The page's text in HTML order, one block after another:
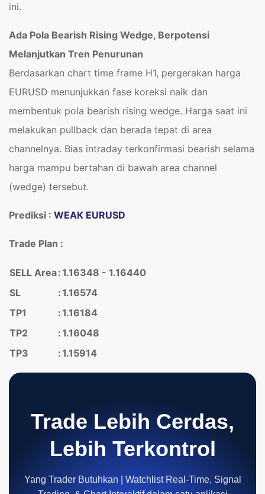
ini.
Ada Pola Bearish Rising Wedge, Berpotensi
Melanjutkan Tren Penurunan
Berdasarkan chart time frame H1, pergerakan harga
EURUSD menunjukkan fase koreksi naik dan
membentuk pola bearish rising wedge. Harga saat ini
melakukan pullback dan berada tepat di area
channelnya. Bias intraday terkonfirmasi bearish selama
harga mampu bertahan di bawah area channel
(wedge) tersebut.
Prediksi : WEAK EURUSD
Trade Plan :
SELL Area:1.16348 - 1.16440
SL
:1.16574
TP1
:1.16184
TP2
:1.16048
TP3
:1.15914
Trade Lebih Cerdas,
Lebih Terkontrol
Yang Trader Butuhkan | Watchlist Real-Time, Signal